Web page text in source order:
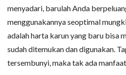
menyadari, barulah Anda
menggunakannya seoptimal
adalah harta karun yang baru bisa
sudah ditemukan dan digunakan.
tersembunyi, maka tak ada